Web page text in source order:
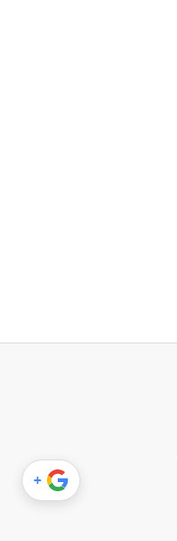
+